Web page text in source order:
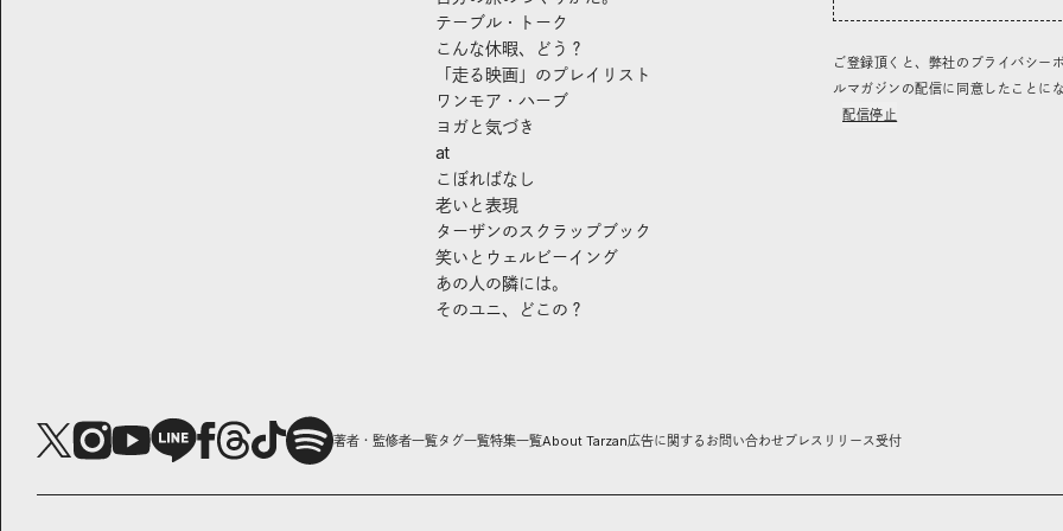
テーブル・トーク
こんな休暇、どう？
「走る映画」のプレイリスト
ワンモア・ハーブ
ヨガと気づき
at
こぼればなし
老いと表現
ターザンのスクラップブック
笑いとウェルビーイング
あの人の隣には。
そのユニ、どこの？
ご登録頂くと、弊社のプライバシー
ルマガジンの配信に同意したことにな
配信停止
著者・監修者一覧タグ一覧特集一覧About Tarzan広告に関するお問い合わせ プレスリリース受付